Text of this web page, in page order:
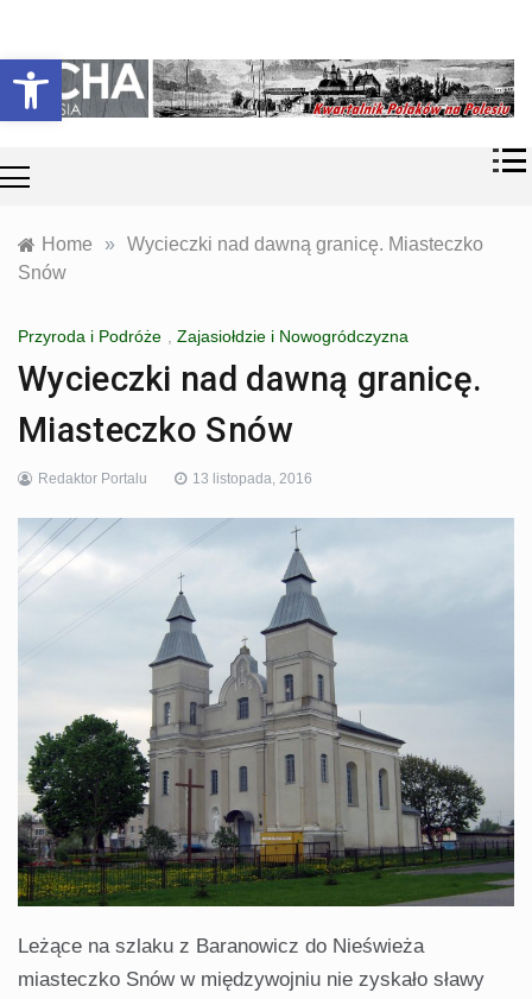
Otwórz pasek narzędzi
content
Echa
Polesia
współczesność
Polaków na
Polesiu.
Home » Wycieczki nad dawną granicę. Miasteczko
Snów
Przyroda i Podróże , Zajasiołdzie i Nowogródczyzna
Wycieczki nad dawną granicę.
Miasteczko Snów
Redaktor Portalu 13 listopada, 2016
Leżące na szlaku z Baranowicz do Nieświeża
miasteczko Snów w międzywojniu nie zyskało sławy